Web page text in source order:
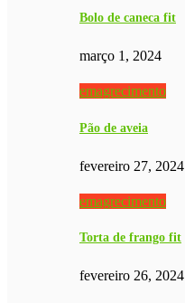
Bolo de caneca fit
março 1, 2024
emagrecimento
Pão de aveia
fevereiro 27, 2024
emagrecimento
Torta de frango fit
fevereiro 26, 2024